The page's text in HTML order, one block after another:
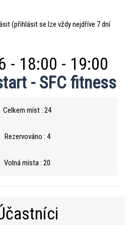
(přihlásit se lze vždy nejdříve 7 dní
- 18:00 - 19:00
- SFC fitness
Celkem míst : 24
Rezervováno : 4
Volná místa : 20